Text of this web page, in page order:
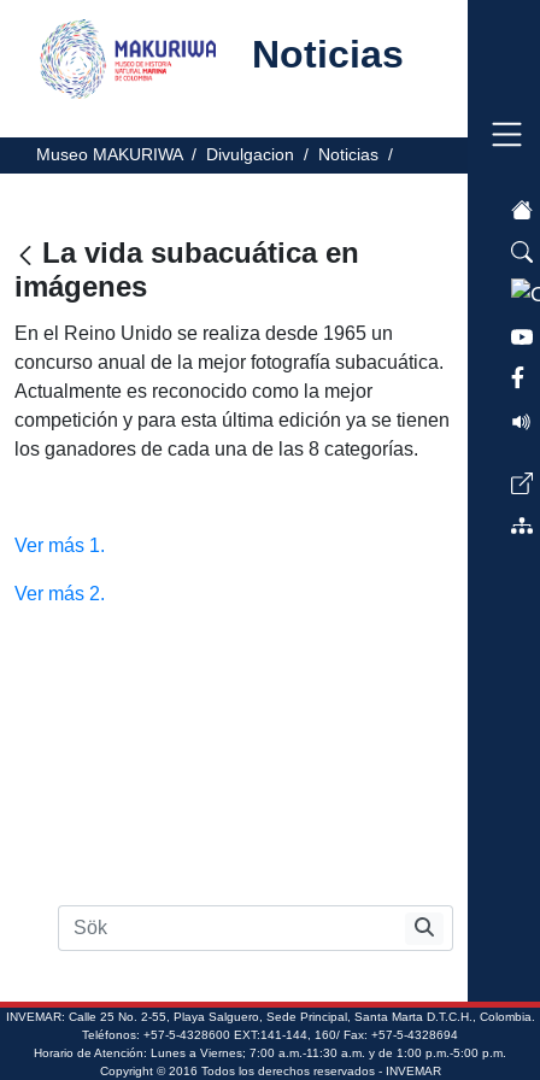
Noticias
Museo MAKURIWA / Divulgacion / Noticias /
La vida subacuática en
imágenes
En el Reino Unido se realiza desde 1965 un
concurso anual de la mejor fotografía subacuática.
Actualmente es reconocido como la mejor
competición y para esta última edición ya se tienen
los ganadores de cada una de las 8 categorías.
Ver más 1.
Ver más 2.
INVEMAR: Calle 25 No. 2-55, Playa Salguero, Sede Principal, Santa Marta D.T.C.H., Colombia.
Teléfonos: +57-5-4328600 EXT:141-144, 160/ Fax: +57-5-4328694
Horario de Atención: Lunes a Viernes; 7:00 a.m.-11:30 a.m. y de 1:00 p.m.-5:00 p.m.
Copyright © 2016 Todos los derechos reservados - INVEMAR